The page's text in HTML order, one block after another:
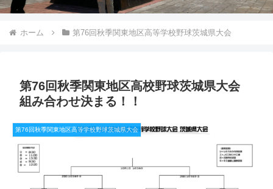
ホーム 第76回秋季関東地区高等学校野球茨城県大会
第76回秋季関東地区高校野球茨城県大会
組み合わせ決まる！！
第76回秋季関東地区高等学校野球茨城県大会